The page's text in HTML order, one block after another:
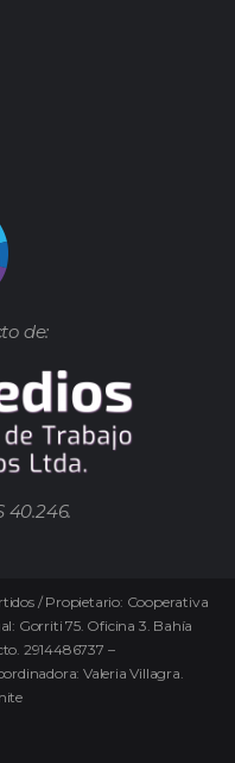
de:
40.246.
/ Propietario: Cooperativa
Gorriti 75. Oficina 3. Bahía
2914486737 –
Valeria Villagra.